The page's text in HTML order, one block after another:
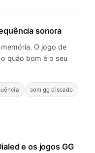
sonora
O jogo de
quão bom é o seu
som gg discado
e os jogos GG